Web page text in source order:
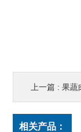
上一篇 : 果蔬
相关产品：